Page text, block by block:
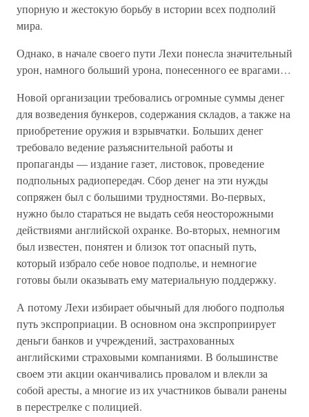
упорную и жестокую борьбу в истории всех подполий
мира.
Однако, в начале своего пути Лехи понесла значительный
урон, намного больший урона, понесенного ее врагами…
Новой организации требовались огромные суммы денег
для возведения бункеров, содержания складов, а также на
приобретение оружия и взрывчатки. Больших денег
требовало ведение разъяснительной работы и
пропаганды — издание газет, листовок, проведение
подпольных радиопередач. Сбор денег на эти нужды
сопряжен был с большими трудностями. Во-первых,
нужно было стараться не выдать себя неосторожными
действиями английской охранке. Во-вторых, немногим
был известен, понятен и близок тот опасный путь,
который избрало себе новое подполье, и немногие
готовы были оказывать ему материальную поддержку.
А потому Лехи избирает обычный для любого подполья
путь экспроприации. В основном она экспроприирует
деньги банков и учреждений, застрахованных
английскими страховыми компаниями. В большинстве
своем эти акции оканчивались провалом и влекли за
собой аресты, а многие из их участников бывали ранены
в перестрелке с полицией.